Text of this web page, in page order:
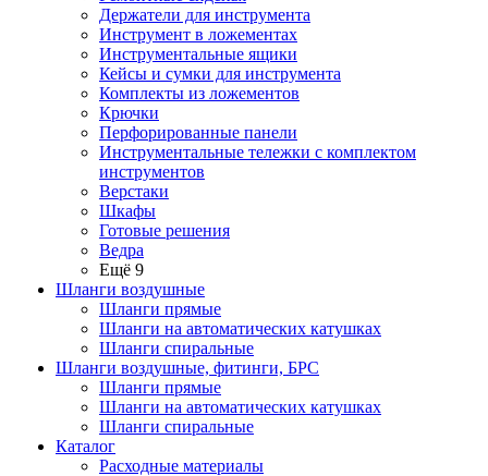
Держатели для инструмента
Инструмент в ложементах
Инструментальные ящики
Кейсы и сумки для инструмента
Комплекты из ложементов
Крючки
Перфорированные панели
Инструментальные тележки с комплектом
инструментов
Верстаки
Шкафы
Готовые решения
Ведра
Ещё 9
Шланги воздушные
Шланги прямые
Шланги на автоматических катушках
Шланги спиральные
Шланги воздушные, фитинги, БРС
Шланги прямые
Шланги на автоматических катушках
Шланги спиральные
Каталог
Расходные материалы